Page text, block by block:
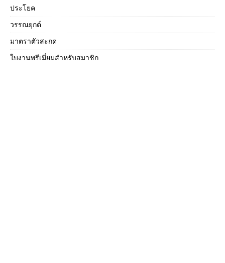
ประโยค
วรรณยุกต์
มาตราตัวสะกด
ใบงานพรีเมี่ยมสำหรับสมาชิก